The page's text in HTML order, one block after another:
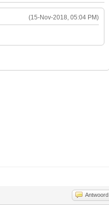
(15-Nov-2018, 05:04 PM)
Antwoord